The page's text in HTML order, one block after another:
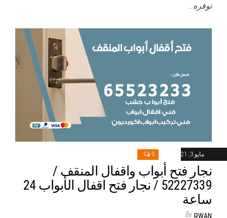
توفره…
مايو 3, 2021 0
نجار فتح أبواب واقفال المنقف /
52227339 / نجار فتح اقفال الأبواب 24
ساعة
By RWAN